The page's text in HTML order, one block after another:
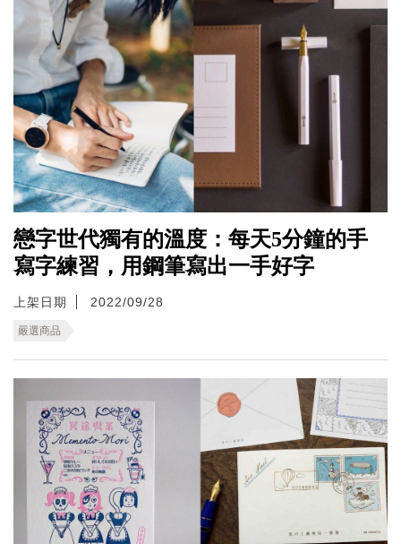
戀字世代獨有的溫度：每天5分鐘的手
寫字練習，用鋼筆寫出一手好字
上架日期 2022/09/28
嚴選商品